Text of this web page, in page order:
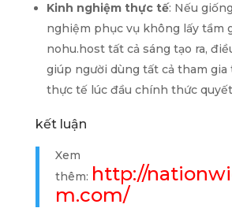
Kinh nghiệm thực tế: Nếu
nghiệm phục vụ không lấy tầm
nohu.host tất cả sáng tạo ra,
giúp người dùng tất cả tham gia
thực tế lúc đầu chính thức
kết luận
Xem
thêm: http://
m.com/